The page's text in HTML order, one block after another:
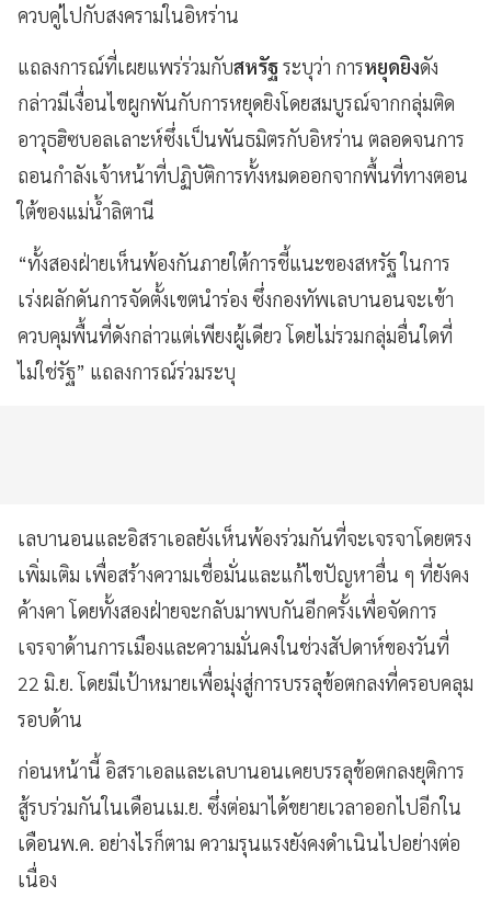
ควบคู่ไปกับสงครามในอิหร่าน
แถลงการณ์ที่เผยแพร่ร่วมกับสหรัฐระบุว่า การหยุดยิงดัง
กล่าวมีเงื่อนไขผูกพันกับการหยุดยิงโดยสมบูรณ์จากกลุ่มติด
อาวุธฮิซบอลเลาะห์ซึ่งเป็นพันธมิตรกับอิหร่าน ตลอดจนการ
ถอนกำลังเจ้าหน้าที่ปฏิบัติการทั้งหมดออกจากพื้นที่ทางตอน
ใต้ของแม่น้ำลิตานี
“ทั้งสองฝ่ายเห็นพ้องกันภายใต้การชี้แนะของสหรัฐ ในการ
เร่งผลักดันการจัดตั้งเขตนำร่อง ซึ่งกองทัพเลบานอนจะเข้า
ควบคุมพื้นที่ดังกล่าวแต่เพียงผู้เดียว โดยไม่รวมกลุ่มอื่นใดที่
ไม่ใช่รัฐ” แถลงการณ์ร่วมระบุ
เลบานอนและอิสราเอลยังเห็นพ้องร่วมกันที่จะเจรจาโดยตรง
เพิ่มเติม เพื่อสร้างความเชื่อมั่นและแก้ไขปัญหาอื่น ๆ ที่ยังคง
ค้างคา โดยทั้งสองฝ่ายจะกลับมาพบกันอีกครั้งเพื่อจัดการ
เจรจาด้านการเมืองและความมั่นคงในช่วงสัปดาห์ของวันที่
22 มิ.ย. โดยมีเป้าหมายเพื่อมุ่งสู่การบรรลุข้อตกลงที่ครอบคลุม
รอบด้าน
ก่อนหน้านี้ อิสราเอลและเลบานอนเคยบรรลุข้อตกลงยุติการ
สู้รบร่วมกันในเดือนเม.ย. ซึ่งต่อมาได้ขยายเวลาออกไปอีกใน
เดือนพ.ค. อย่างไรก็ตาม ความรุนแรงยังคงดำเนินไปอย่างต่อ
เนื่อง